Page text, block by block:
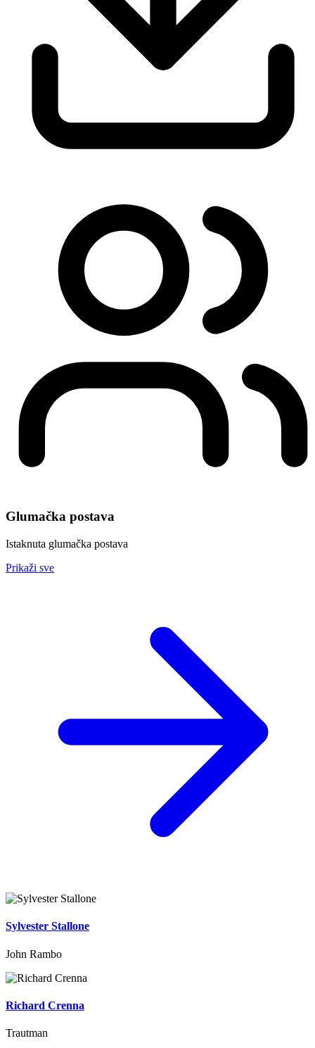
Glumačka postava
Istaknuta glumačka postava
Prikaži sve
Sylvester Stallone
John Rambo
Richard Crenna
Trautman